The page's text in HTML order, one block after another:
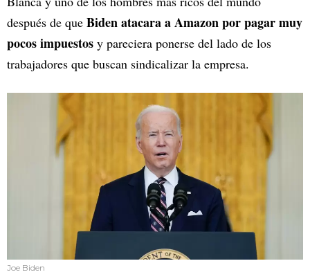
después de que Biden atacara a Amazon por pagar muy
pocos impuestos y pareciera ponerse del lado de los
trabajadores que buscan sindicalizar la empresa.
Joe Biden